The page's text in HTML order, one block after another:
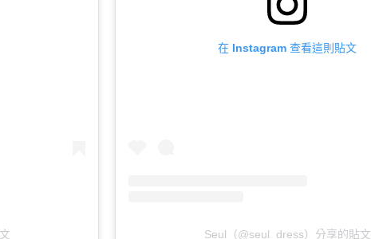
在 Instagram 查看這則貼文
Seul（@seul_dress）分享的貼文